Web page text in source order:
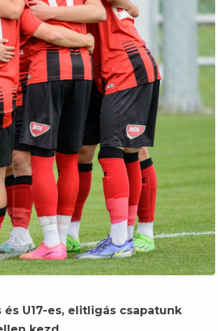
U17-es, elitligás csapatunk